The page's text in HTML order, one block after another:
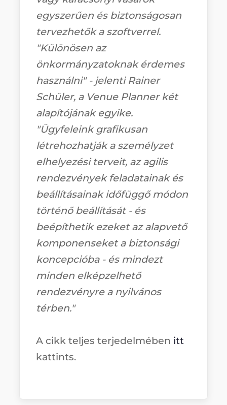
egyszerűen és biztonságosan
tervezhetők a szoftverrel.
"Különösen az
önkormányzatoknak érdemes
használni" - jelenti Rainer
Schüler, a Venue Planner két
alapítójának egyike.
"Ügyfeleink grafikusan
létrehozhatják a személyzet
elhelyezési terveit, az agilis
rendezvények feladatainak és
beállításainak időfüggő módon
történő beállítását - és
beépíthetik ezeket az alapvető
komponenseket a biztonsági
koncepcióba - és mindezt
minden elképzelhető
rendezvényre a nyilvános
térben."
A cikk teljes terjedelmében itt
kattints.